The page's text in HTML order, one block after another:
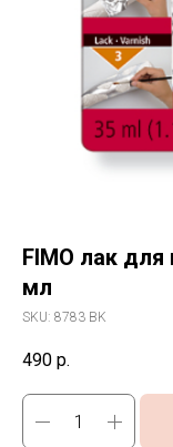
FIMO лак
мл
SKU: 8783 BK
490 р.